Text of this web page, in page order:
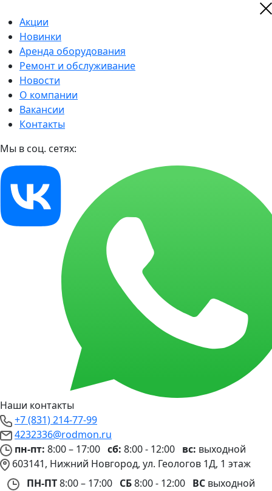
Акции
Новинки
Аренда оборудования
Ремонт и обслуживание
Новости
О компании
Вакансии
Контакты
Мы в соц. сетях:
Наши контакты
+7 (831) 214-77-99
4232336@rodmon.ru
пн-пт: 8:00 – 17:00 сб: 8:00 - 12:00 вс: выходной
603141, Нижний Новгород, ул. Геологов 1Д, 1 этаж
ПН-ПТ8:00 – 17:00 СБ8:00 - 12:00 ВС выходной